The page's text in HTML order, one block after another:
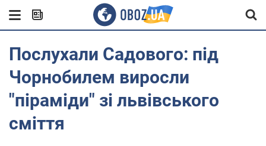
Послухали Садового: під
Чорнобилем виросли
"піраміди" зі львівського
сміття